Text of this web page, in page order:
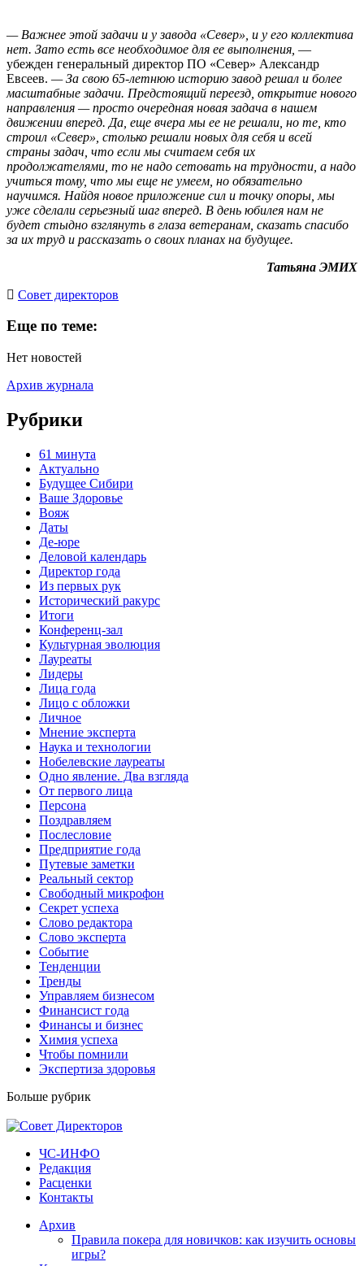
— Важнее этой задачи и у завода «Север», и у его коллектива
нет. Зато есть все необходимое для ее выполнения, —
убежден генеральный директор ПО «Север» Александр
Евсеев. — За свою 65-летнюю историю завод решал и более
масштабные задачи. Предстоящий переезд, открытие нового
направления — просто очередная новая задача в нашем
движении вперед. Да, еще вчера мы ее не решали, но те, кто
строил «Север», столько решали новых для себя и всей
страны задач, что если мы считаем себя их
продолжателями, то не надо сетовать на трудности, а надо
учиться тому, что мы еще не умеем, но обязательно
научимся. Найдя новое приложение сил и точку опоры, мы
уже сделали серьезный шаг вперед. В день юбилея нам не
будет стыдно взглянуть в глаза ветеранам, сказать спасибо
за их труд и рассказать о своих планах на будущее.
Татьяна ЭМИХ
Cовет директоров
Еще по теме:
Нет новостей
Архив журнала
Рубрики
61 минута
Актуально
Будущее Сибири
Ваше Здоровье
Вояж
Даты
Де-юре
Деловой календарь
Директор года
Из первых рук
Исторический ракурс
Итоги
Конференц-зал
Культурная эволюция
Лауреаты
Лидеры
Лица года
Лицо с обложки
Личное
Мнение эксперта
Наука и технологии
Нобелевские лауреаты
Одно явление. Два взгляда
От первого лица
Персона
Поздравляем
Послесловие
Предприятие года
Путевые заметки
Реальный сектор
Свободный микрофон
Секрет успеха
Слово редактора
Слово эксперта
Событие
Тенденции
Тренды
Управляем бизнесом
Финансист года
Финансы и бизнес
Химия успеха
Чтобы помнили
Экспертиза здоровья
Больше рубрик
ЧС-ИНФО
Редакция
Расценки
Контакты
Архив
Правила покера для новичков: как изучить основы
игры?